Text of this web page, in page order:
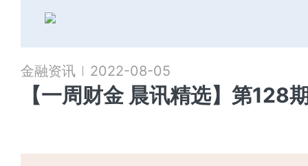
金融资讯 2022-08-05
【一周财金 晨讯精选】第128